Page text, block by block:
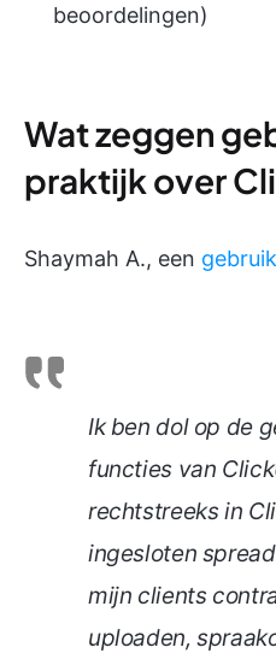
beoordelingen)
Wat zeggen
praktijk over
Shaymah A., een
Ik ben dol op de
functies van
rechtstreeks in
ingesloten
mijn clients
uploaden,